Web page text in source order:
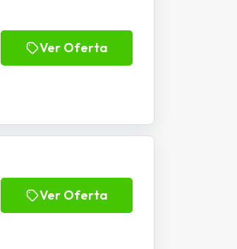
Ver Oferta
Ver Oferta